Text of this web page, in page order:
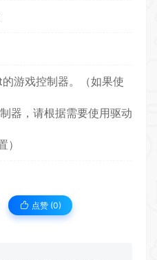
游戏控制器。（如果使
器，请根据需要使用驱动
点赞 (0)